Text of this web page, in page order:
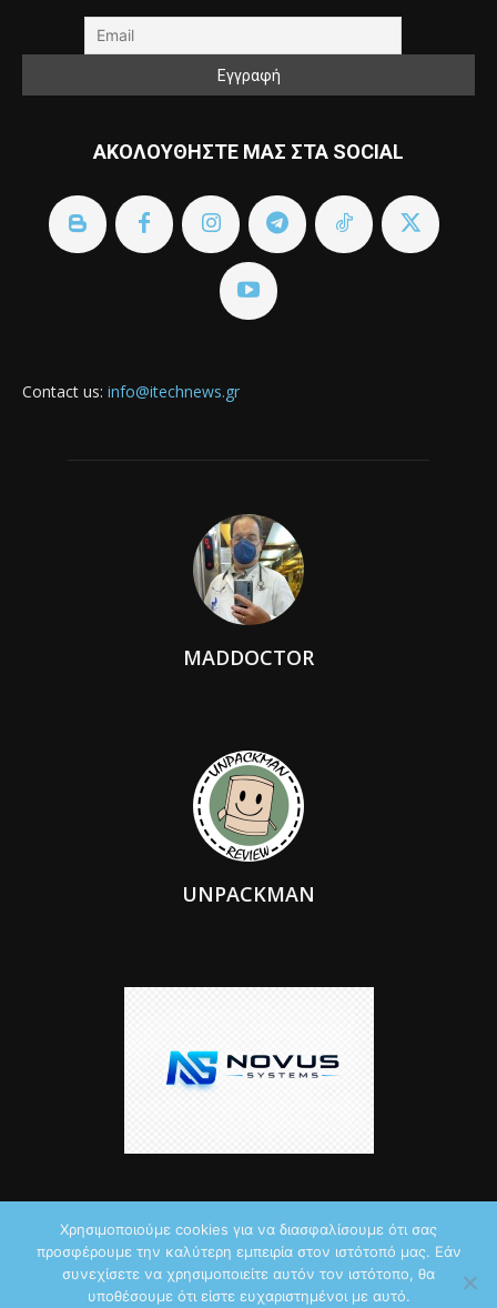
ΑΚΟΛΟΥΘΗΣΤΕ ΜΑΣ ΣΤΑ SOCIAL
Contact us: info@itechnews.gr
MADDOCTOR
UNPACKMAN
© 2026 by iTechNews.gr
Χρησιμοποιούμε cookies για να διασφαλίσουμε ότι σας
προσφέρουμε την καλύτερη εμπειρία στον ιστότοπό μας. Εάν
συνεχίσετε να χρησιμοποιείτε αυτόν τον ιστότοπο, θα
υποθέσουμε ότι είστε ευχαριστημένοι με αυτό.